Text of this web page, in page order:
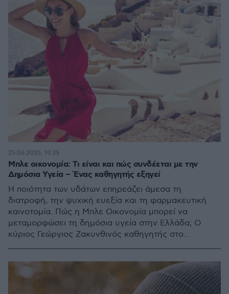
Μπλε oικονομία: Τι είναι και πώς συνδέεται με την
Δημόσια Υγεία – Ένας καθηγητής εξηγεί
Η ποιότητα των υδάτων επηρεάζει άμεσα τη
διατροφή, την ψυχική ευεξία και τη φαρμακευτική
καινοτομία. Πώς η Μπλε Οικονομία μπορεί να
μεταμορφώσει τη δημόσια υγεία στην Ελλάδα; O
κύριος Γεώργιος Ζακυνθινός καθηγητής στο
25.06.2025, 19:35